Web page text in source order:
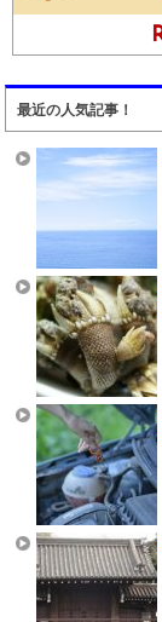
最近の人気記事！